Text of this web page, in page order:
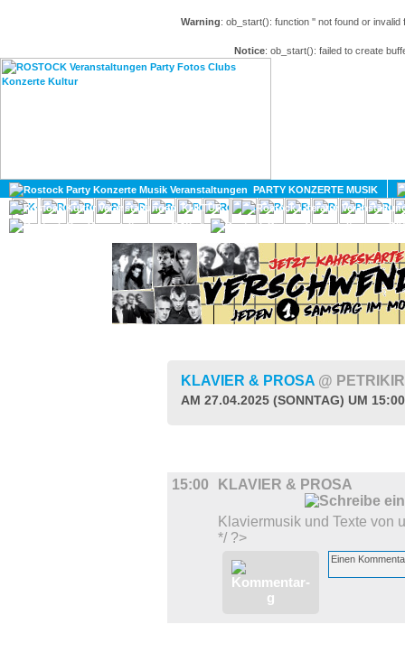
Warning: ob_start(): function '' not found or
Notice: ob_start(): failed to create
PARTY KONZERTE MUSIK
KULTUR
GAY
KLAVIER & PROSA @
AM 27.04.2025 (SONNTAG) UM
15:00 KLAVIER & PROSA
Klaviermusik und Texte von
*/ ?>